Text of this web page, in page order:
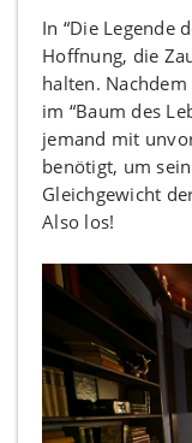
In “Die Legende
Hoffnung, die
halten.
im “Baum des
jemand mit
benötigt, um
Gleichgewicht
Also los!